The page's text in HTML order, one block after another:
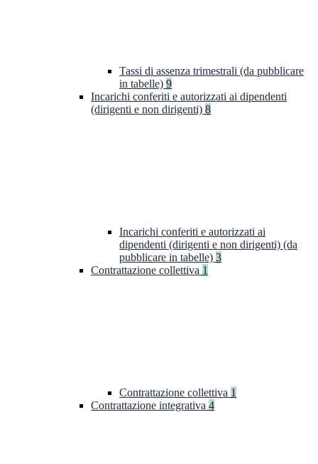
Tassi di assenza trimestrali (da pubblicare
in tabelle) 9
Incarichi conferiti e autorizzati ai dipendenti
(dirigenti e non dirigenti) 8
Incarichi conferiti e autorizzati ai
dipendenti (dirigenti e non dirigenti) (da
pubblicare in tabelle) 3
Contrattazione collettiva 1
Contrattazione collettiva 1
Contrattazione integrativa 4